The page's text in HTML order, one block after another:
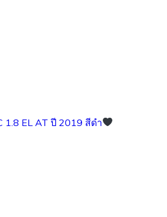
1.8 EL AT ปี 2019 สีดำ